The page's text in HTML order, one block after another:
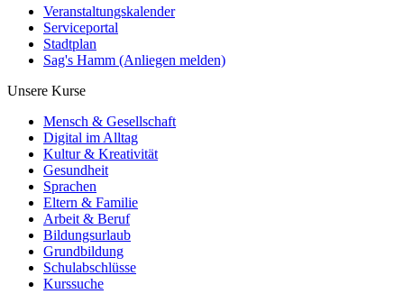
Veranstaltungskalender
Serviceportal
Stadtplan
Sag's Hamm (Anliegen melden)
Unsere Kurse
Mensch & Gesellschaft
Digital im Alltag
Kultur & Kreativität
Gesundheit
Sprachen
Eltern & Familie
Arbeit & Beruf
Bildungsurlaub
Grundbildung
Schulabschlüsse
Kurssuche